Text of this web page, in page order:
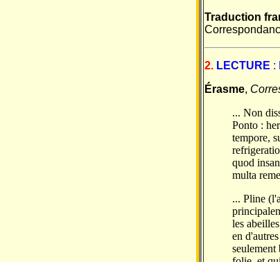
Traduction
2. LECTURE :
Érasme,
... Non
Ponto :
tempore,
quod
multa
... Pline
les
en
seulement